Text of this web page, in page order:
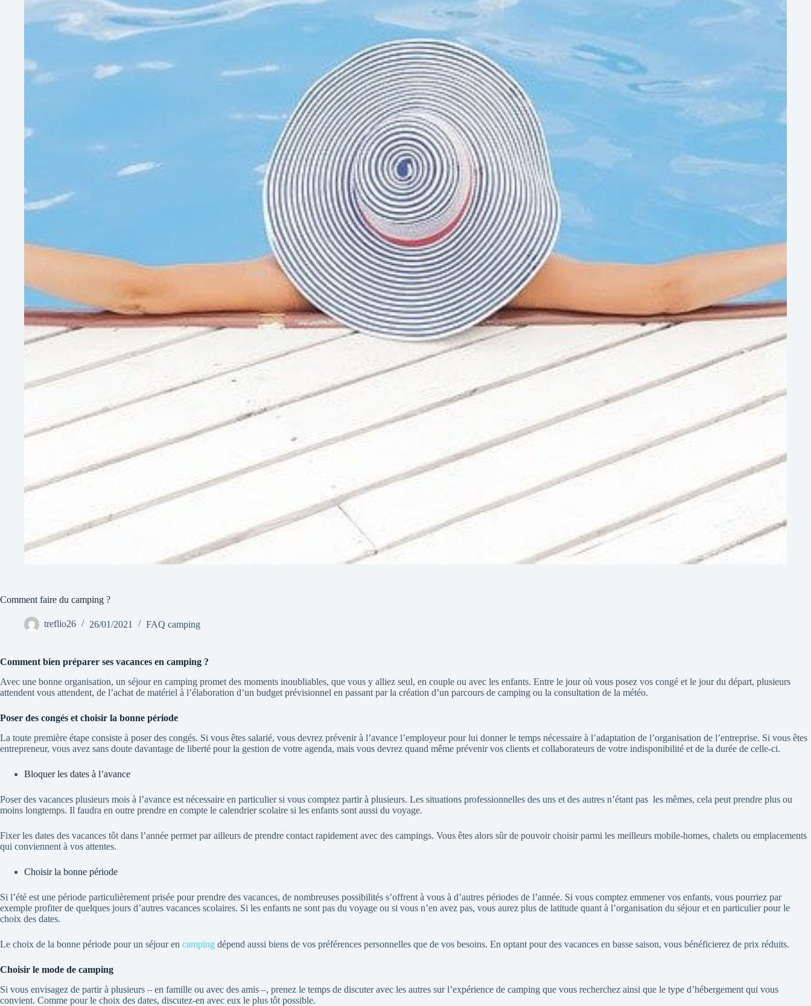
Comment faire du camping ?
treflio26 26/01/2021 FAQ camping
Comment bien préparer ses vacances en camping ?
Avec une bonne organisation, un séjour en camping promet des moments inoubliables, que vous y alliez seul, en couple ou avec les enfants. Entre le jour où vous posez vos congé et le jour du départ, plusieurs
attendent vous attendent, de l’achat de matériel à l’élaboration d’un budget prévisionnel en passant par la création d’un parcours de camping ou la consultation de la météo.
Poser des congés et choisir la bonne période
La toute première étape consiste à poser des congés. Si vous êtes salarié, vous devrez prévenir à l’avance l’employeur pour lui donner le temps nécessaire à l’adaptation de l’organisation de l’entreprise. Si vous êtes
entrepreneur, vous avez sans doute davantage de liberté pour la gestion de votre agenda, mais vous devrez quand même prévenir vos clients et collaborateurs de votre indisponibilité et de la durée de celle-ci.
Bloquer les dates à l’avance
Poser des vacances plusieurs mois à l’avance est nécessaire en particulier si vous comptez partir à plusieurs. Les situations professionnelles des uns et des autres n’étant pas les mêmes, cela peut prendre plus ou
moins longtemps. Il faudra en outre prendre en compte le calendrier scolaire si les enfants sont aussi du voyage.
Fixer les dates des vacances tôt dans l’année permet par ailleurs de prendre contact rapidement avec des campings. Vous êtes alors sûr de pouvoir choisir parmi les meilleurs mobile-homes, chalets ou emplacements
qui conviennent à vos attentes.
Choisir la bonne période
Si l’été est une période particulièrement prisée pour prendre des vacances, de nombreuses possibilités s’offrent à vous à d’autres périodes de l’année. Si vous comptez emmener vos enfants, vous pourriez par
exemple profiter de quelques jours d’autres vacances scolaires. Si les enfants ne sont pas du voyage ou si vous n’en avez pas, vous aurez plus de latitude quant à l’organisation du séjour et en particulier pour le
choix des dates.
Le choix de la bonne période pour un séjour en camping dépend aussi biens de vos préférences personnelles que de vos besoins. En optant pour des vacances en basse saison, vous bénéficierez de prix réduits.
Choisir le mode de camping
Si vous envisagez de partir à plusieurs – en famille ou avec des amis –, prenez le temps de discuter avec les autres sur l’expérience de camping que vous recherchez ainsi que le type d’hébergement qui vous
convient. Comme pour le choix des dates, discutez-en avec eux le plus tôt possible.